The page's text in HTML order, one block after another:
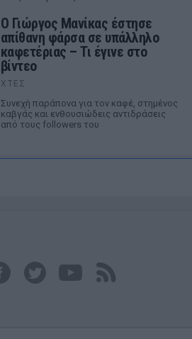
Ο Γιώργος Μανίκας έστησε
απίθανη φάρσα σε υπάλληλο
καφετέριας – Τι έγινε στο
βίντεο
ΧΤΕΣ
Συνεχή παράπονα για τον καφέ, στημένος
καβγάς και ενθουσιώδεις αντιδράσεις
από τους followers του